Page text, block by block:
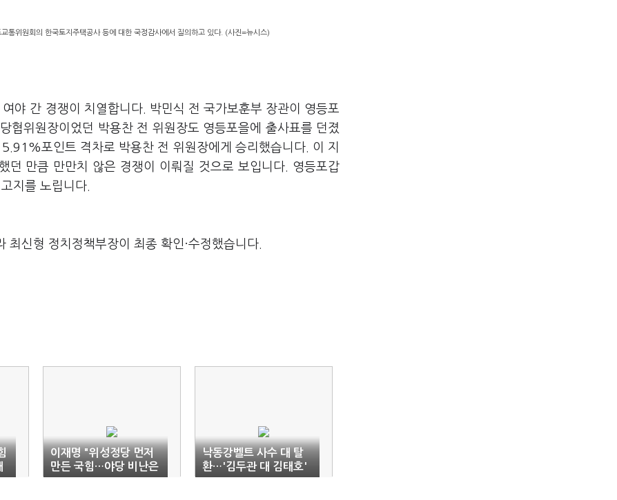
통위원회의 한국토지주택공사 등에 대한 국정감사에서 질의하고 있다. (사진=뉴시스)
야 간 경쟁이 치열합니다. 박민식 전 국가보훈부 장관이 영등포
협위원장이었던 박용찬 전 위원장도 영등포을에 출사표를 던졌
포인트 격차로 박용찬 전 위원장에게 승리했습니다. 이 지
던 만큼 만만치 않은 경쟁이 이뤄질 것으로 보입니다. 영등포갑
지를 노립니다.
신형 정치정책부장이 최종 확인·수정했습니다.
이재명 "위성정당 먼저
만든 국힘…야당 비난은
적반하장"
낙동강벨트 사수 대 탈
환…'김두관 대 김태호'
빅매치 성사